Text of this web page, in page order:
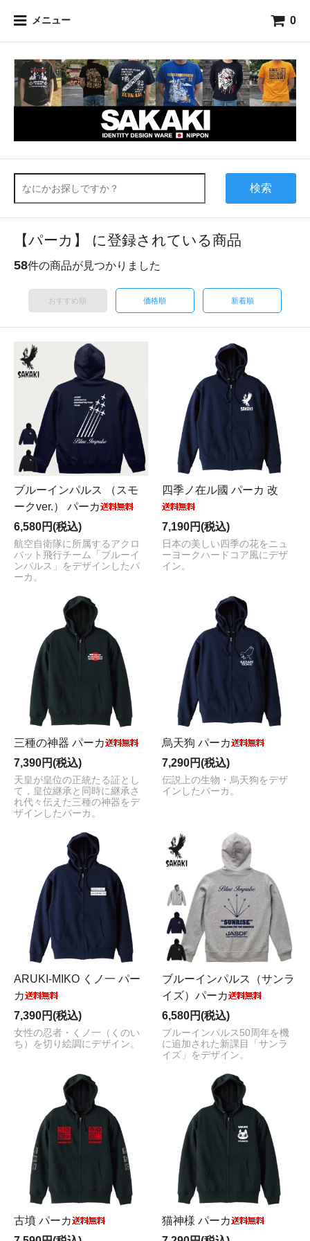
メニュー 0
検索
【パーカ】 に登録されている商品
58件の商品が見つかりました
おすすめ順 価格順 新着順
ブルーインパルス （スモ
ークver.） パーカ
6,580円(税込)
航空自衛隊に所属するアクロ
バット飛行チーム「ブルーイ
ンパルス」をデザインしたパ
ーカ。
四季ノ在ル國 パーカ 改
7,190円(税込)
日本の美しい四季の花をニュ
ーヨークハードコア風にデザ
イン。
三種の神器 パーカ
7,390円(税込)
天皇が皇位の正統たる証とし
て，皇位継承と同時に継承さ
れ代々伝えた三種の神器をデ
ザインしたパーカ。
烏天狗 パーカ
7,290円(税込)
伝説上の生物・烏天狗をデザ
インしたパーカ。
ARUKI-MIKO くノ一 パー
カ
7,390円(税込)
女性の忍者・くノ一（くのい
ち）を切り絵調にデザイン。
ブルーインパルス（サンラ
イズ）パーカ
6,580円(税込)
ブルーインパルス50周年を機
に追加された新課目「サンラ
イズ」をデザイン。
古墳 パーカ
猫神様 パーカ